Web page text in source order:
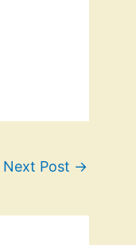
Next Post →